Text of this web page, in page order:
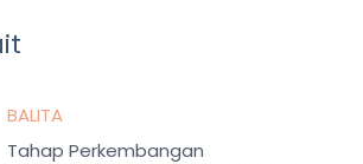
BALITA
Tahap Perkembangan